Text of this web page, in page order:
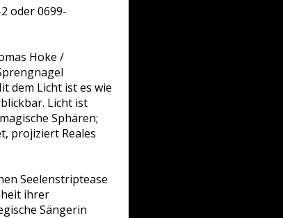
oder 0699-
Hoke /
dem Licht ist es wie
Licht ist
Sphären;
projiziert Reales
Seelenstriptease
ihrer
Sängerin